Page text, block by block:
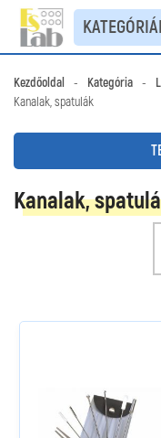
Kezdőoldal - Kategória -
Kanalak, spatulák
Kanalak,